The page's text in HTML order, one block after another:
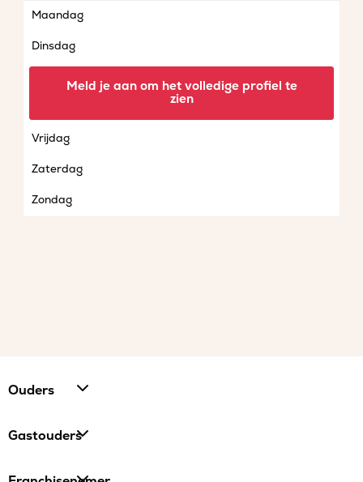
Maandag
Dinsdag
Vrijdag
Zaterdag
Zondag
Meld je aan om het volledige profiel te
zien
Ouders
Gastouders